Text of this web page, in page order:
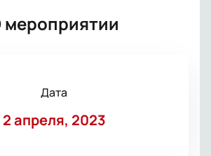
Дата
2 апреля, 2023